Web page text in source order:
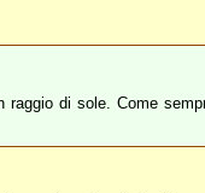
di sole. Come